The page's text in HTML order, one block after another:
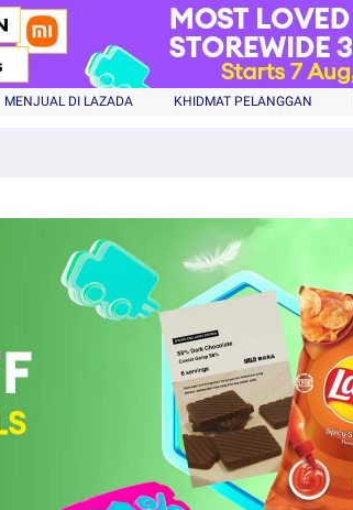
MENJUAL DI LAZADA KHIDMAT PELANGGAN